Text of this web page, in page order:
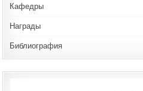
Кафедры
Награды
Библиография